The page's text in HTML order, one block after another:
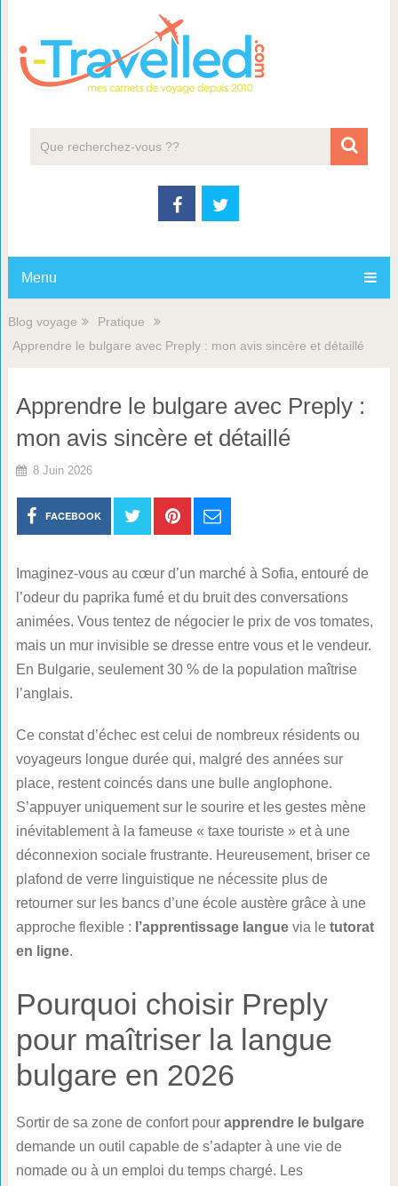
Menu
Blog voyage
Pratique
Apprendre le bulgare avec Preply : mon avis sincère et détaillé
Apprendre le bulgare avec Preply :
mon avis sincère et détaillé
8 Juin 2026
FACEBOOK
Imaginez-vous au cœur d’un marché à Sofia, entouré de
l’odeur du paprika fumé et du bruit des conversations
animées. Vous tentez de négocier le prix de vos tomates,
mais un mur invisible se dresse entre vous et le vendeur.
En Bulgarie, seulement 30 % de la population maîtrise
l’anglais.
Ce constat d’échec est celui de nombreux résidents ou
voyageurs longue durée qui, malgré des années sur
place, restent coincés dans une bulle anglophone.
S’appuyer uniquement sur le sourire et les gestes mène
inévitablement à la fameuse « taxe touriste » et à une
déconnexion sociale frustrante. Heureusement, briser ce
plafond de verre linguistique ne nécessite plus de
retourner sur les bancs d’une école austère grâce à une
approche flexible : l’apprentissage languevia le tutorat
en ligne.
Pourquoi choisir Preply
pour maîtriser la langue
bulgare en 2026
Sortir de sa zone de confort pour apprendre le bulgare
demande un outil capable de s’adapter à une vie de
nomade ou à un emploi du temps chargé. Les